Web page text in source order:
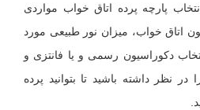
پارچه پرده اتاق خواب مواردی
اتاق خواب، میزان نور طبیعی مورد
دکوراسیون رسمی و یا فانتزی و
نظر داشته باشید تا بتوانید پرده